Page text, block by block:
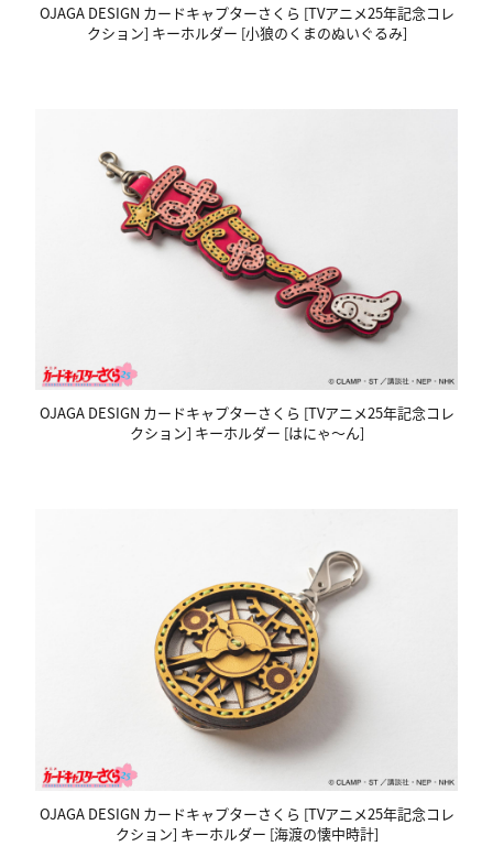
OJAGA DESIGN カードキャプターさくら [TVアニメ25年記念コレ
クション] キーホルダー [小狼のくまのぬいぐるみ]
OJAGA DESIGN カードキャプターさくら [TVアニメ25年記念コレ
クション] キーホルダー [はにゃ〜ん]
OJAGA DESIGN カードキャプターさくら [TVアニメ25年記念コレ
クション] キーホルダー [海渡の懐中時計]